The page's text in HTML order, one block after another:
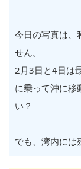
今日の写真は、
せん。
2月3日と4日は
に乗って沖に移
い？
でも、湾内には